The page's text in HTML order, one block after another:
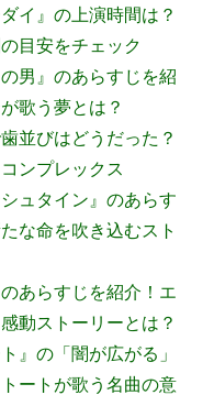
イ』の上演時間は？
目安をチェック
男』のあらすじを紹
歌う夢とは？
並びはどうだった？
ンプレックス
ュタイン』のあらす
な命を吹き込むスト
あらすじを紹介！エ
動ストーリーとは？
』の「闇が広がる」
ートが歌う名曲の意